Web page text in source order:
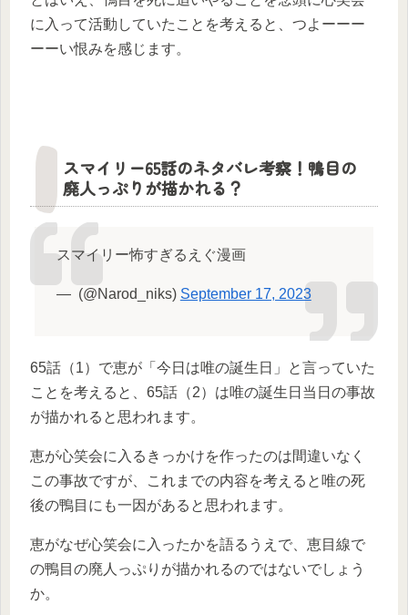
に入って活動していたことを考えると、つよーーー
ーーい恨みを感じます。
スマイリー65話のネタバレ考察！鴨目の
廃人っぷりが描かれる？
スマイリー怖すぎるえぐ漫画
— ︎︎ (@Narod_niks) September 17, 2023
65話（1）で恵が「今日は唯の誕生日」と言っていた
ことを考えると、65話（2）は唯の誕生日当日の事故
が描かれると思われます。
恵が心笑会に入るきっかけを作ったのは間違いなく
この事故ですが、これまでの内容を考えると唯の死
後の鴨目にも一因があると思われます。
恵がなぜ心笑会に入ったかを語るうえで、恵目線で
の鴨目の廃人っぷりが描かれるのではないでしょう
か。